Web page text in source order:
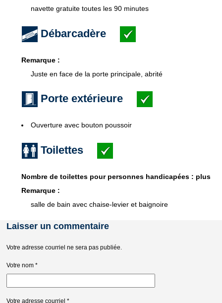
navette gratuite toutes les 90 minutes
Débarcadère
Remarque :
Juste en face de la porte principale, abrité
Porte extérieure
Ouverture avec bouton poussoir
Toilettes
Nombre de toilettes pour personnes handicapées : plus
Remarque :
salle de bain avec chaise-levier et baignoire
Laisser un commentaire
Votre adresse courriel ne sera pas publiée.
Votre nom *
Votre adresse courriel *